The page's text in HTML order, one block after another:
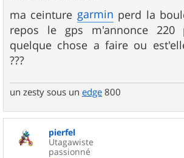
s
s
a
g
e
ma ceinture garmin perd la
repos le gps m'annonce
quelque chose a faire ou
???
un zesty sous un edge 800
pierfel
Utagawiste
passionné